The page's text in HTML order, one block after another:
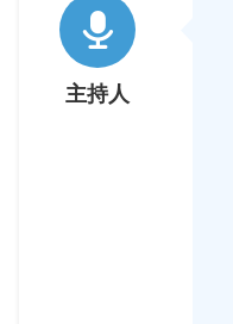

主持人